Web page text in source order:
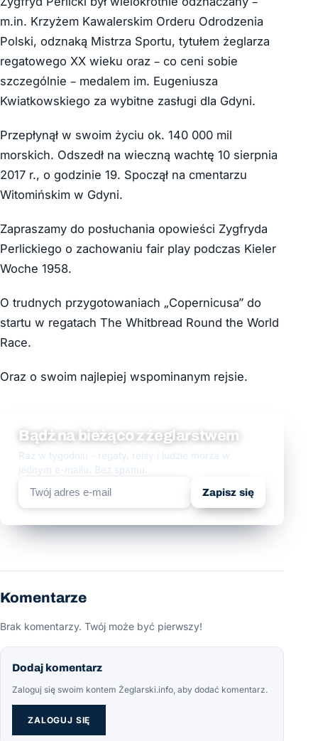
m.in. Krzyżem Kawalerskim Orderu Odrodzenia
Polski, odznaką Mistrza Sportu, tytułem żeglarza
regatowego XX wieku oraz – co ceni sobie
szczególnie – medalem im. Eugeniusza
Kwiatkowskiego za wybitne zasługi dla Gdyni.
Przepłynął w swoim życiu ok. 140 000 mil
morskich. Odszedł na wieczną wachtę 10 sierpnia
2017 r., o godzinie 19. Spoczął na cmentarzu
Witomińskim w Gdyni.
Zapraszamy do posłuchania opowieści Zygfryda
Perlickiego o zachowaniu fair play podczas Kieler
Woche 1958.
O trudnych przygotowaniach „Copernicusa” do
startu w regatach The Whitbread Round the World
Race.
Oraz o swoim najlepiej wspominanym rejsie.
Bądź na bieżąco z żeglarstwem
Raz w tygodniu - regaty, rejsy i ludzie morza w
jednym e-mailu. Bez spamu.
Zapisz się
Komentarze
Brak komentarzy. Twój może być pierwszy!
Dodaj komentarz
Zaloguj się swoim kontem Żeglarski.info, aby dodać komentarz.
ZALOGUJ SIĘ